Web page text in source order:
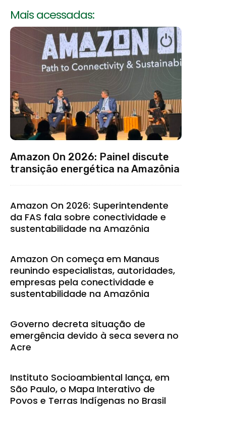
Mais acessadas:
Amazon On 2026: Painel discute
transição energética na Amazônia
Amazon On 2026: Superintendente
da FAS fala sobre conectividade e
sustentabilidade na Amazônia
Amazon On começa em Manaus
reunindo especialistas, autoridades,
empresas pela conectividade e
sustentabilidade na Amazônia
Governo decreta situação de
emergência devido à seca severa no
Acre
Instituto Socioambiental lança, em
São Paulo, o Mapa Interativo de
Povos e Terras Indígenas no Brasil